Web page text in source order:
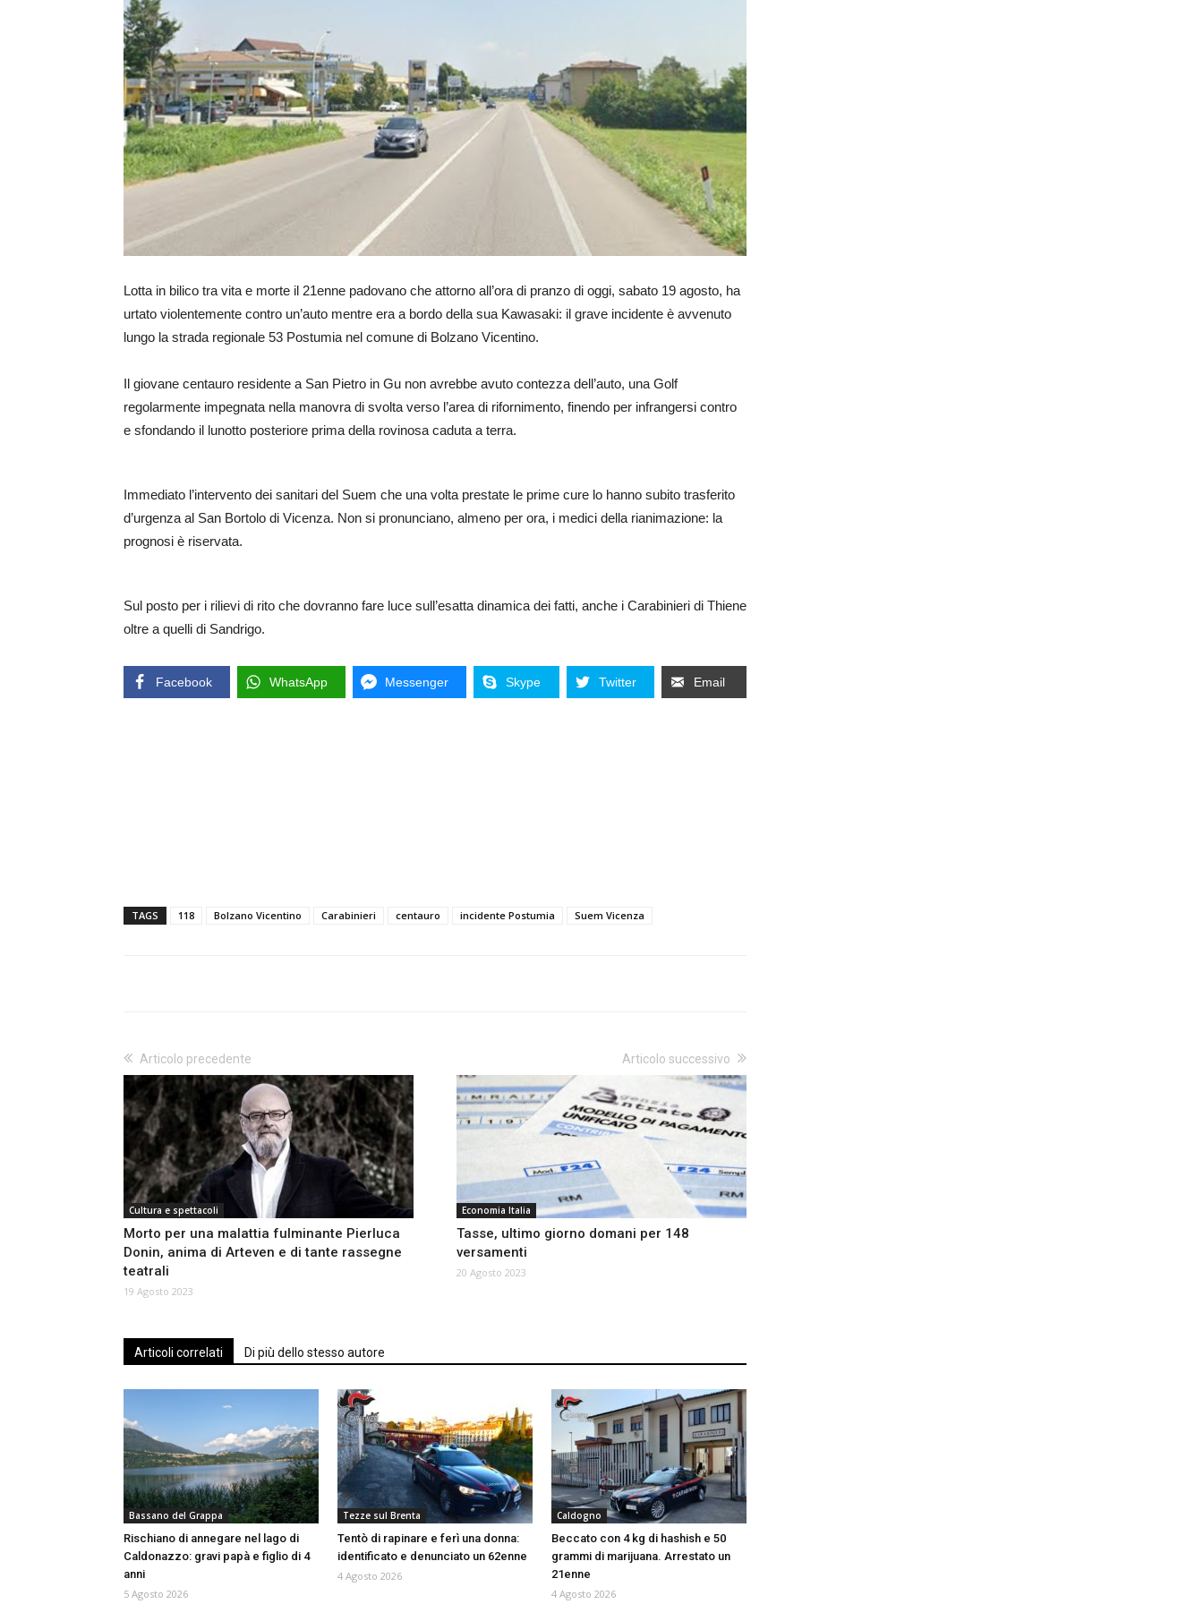
Lotta in bilico tra vita e morte il 21enne padovano che attorno all’ora di pranzo di oggi, sabato 19 agosto, ha
urtato violentemente contro un’auto mentre era a bordo della sua Kawasaki: il grave incidente è avvenuto
lungo la strada regionale 53 Postumia nel comune di Bolzano Vicentino.
Il giovane centauro residente a San Pietro in Gu non avrebbe avuto contezza dell’auto, una Golf
regolarmente impegnata nella manovra di svolta verso l’area di rifornimento, finendo per infrangersi contro
e sfondando il lunotto posteriore prima della rovinosa caduta a terra.
Immediato l’intervento dei sanitari del Suem che una volta prestate le prime cure lo hanno subito trasferito
d’urgenza al San Bortolo di Vicenza. Non si pronunciano, almeno per ora, i medici della rianimazione: la
prognosi è riservata.
Sul posto per i rilievi di rito che dovranno fare luce sull’esatta dinamica dei fatti, anche i Carabinieri di Thiene
oltre a quelli di Sandrigo.
Facebook WhatsApp Messenger Skype Twitter Email
TAGS 118 Bolzano Vicentino Carabinieri centauro incidente Postumia Suem Vicenza
Articolo precedente
Cultura e spettacoli
Morto per una malattia fulminante Pierluca
Donin, anima di Arteven e di tante rassegne
teatrali
19 Agosto 2023
Articolo successivo
Economia Italia
Tasse, ultimo giorno domani per 148
versamenti
20 Agosto 2023
Articoli correlati Di più dello stesso autore
Bassano del Grappa
Rischiano di annegare nel lago di
Caldonazzo: gravi papà e figlio di 4
anni
5 Agosto 2026
Tezze sul Brenta
Tentò di rapinare e ferì una donna:
identificato e denunciato un 62enne
4 Agosto 2026
Caldogno
Beccato con 4 kg di hashish e 50
grammi di marijuana. Arrestato un
21enne
4 Agosto 2026